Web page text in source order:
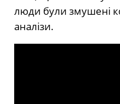
люди були змушені
аналізи.